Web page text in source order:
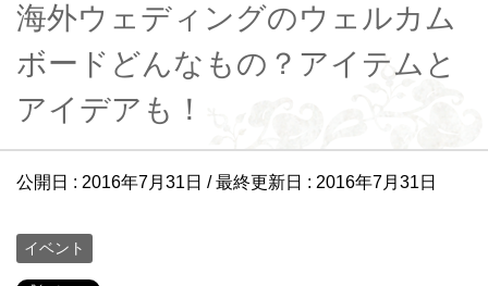
海外ウェディングのウェルカム
ボードどんなもの？アイテムと
アイデアも！
公開日 : 2016年7月31日 / 最終更新日 : 2016年7月31日
イベント